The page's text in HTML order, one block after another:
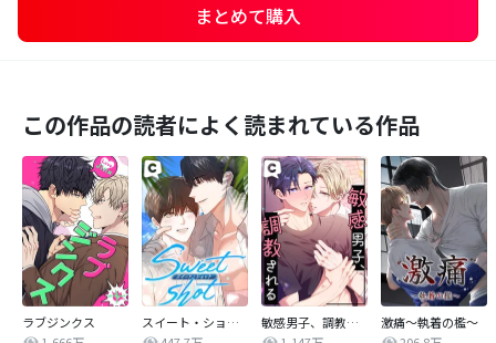
まとめて購入
この作品の読者によく読まれている作品
ラブジンクス
スイート・ショット
敏感男子、調教される
激痛～執着の檻～